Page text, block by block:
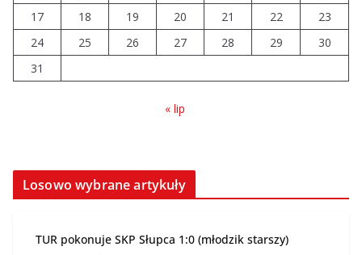
Brylant dla Turku? 255. miejsce
trudno uznać za sukces
17
18 19 20 21 22
23
24
25 26 27 28 29
30
31
« lip
Losowo wybrane artykuły
TUR pokonuje SKP Słupca 1:0 (młodzik starszy)